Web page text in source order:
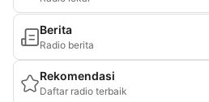
Berita
Radio berita
Rekomendasi
Daftar radio terbaik